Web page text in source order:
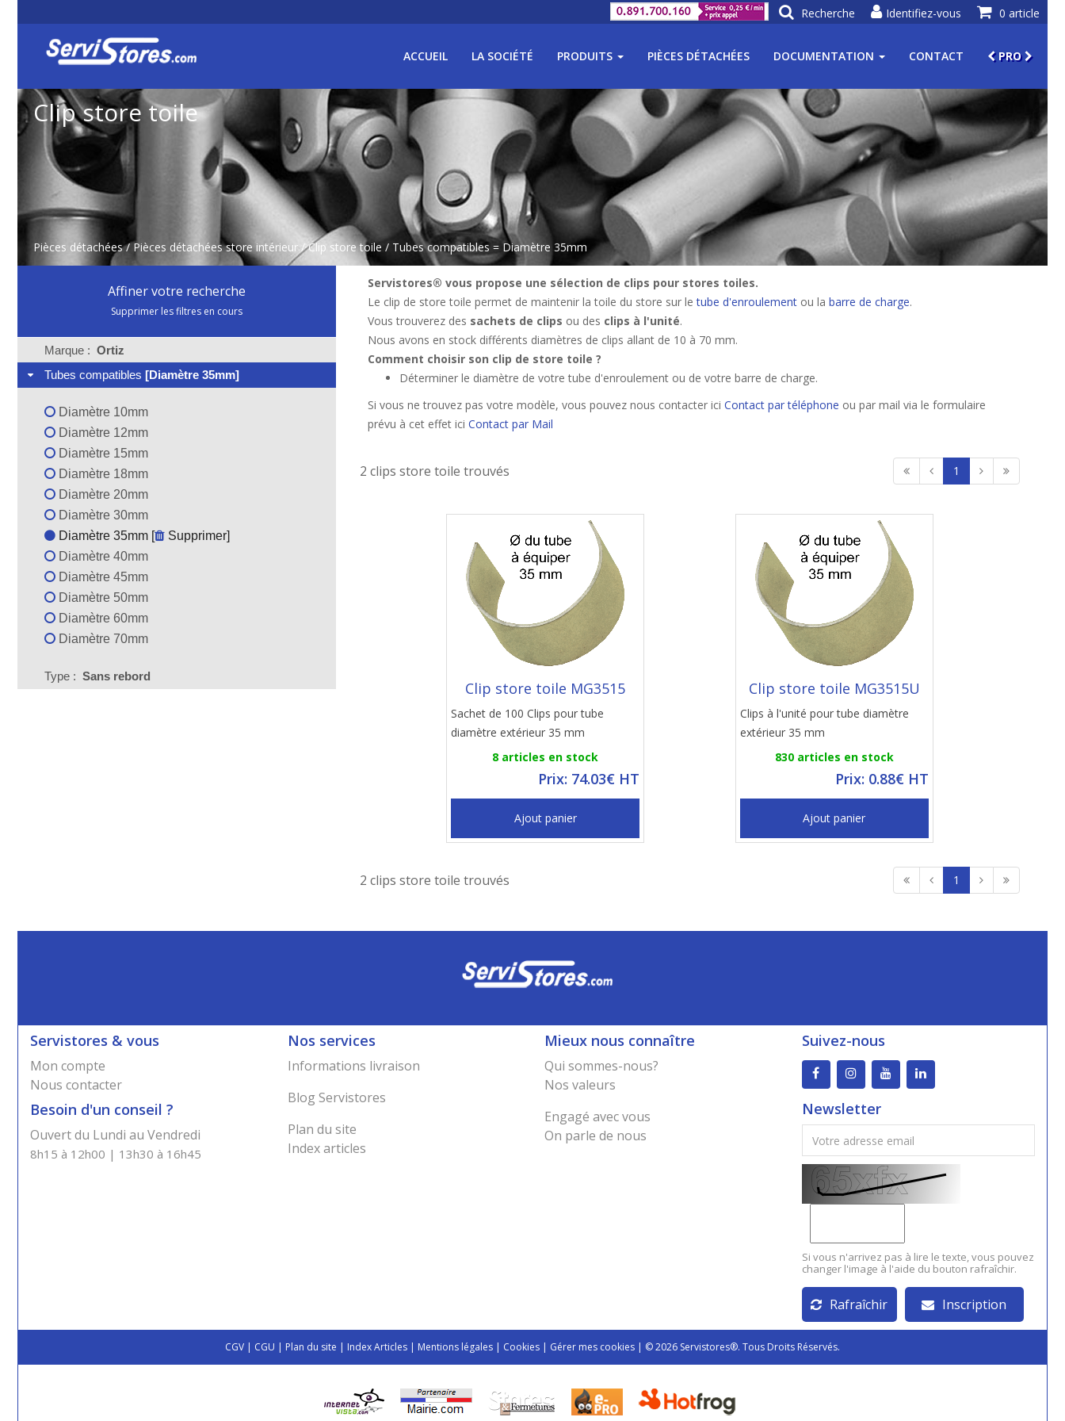
0 article
Identifiez-vous
Recherche
ACCUEIL LA SOCIÉTÉ PRODUITS PIÈCES DÉTACHÉES DOCUMENTATION CONTACT PRO
Clip store toile
Pièces détachées /Pièces détachées store intérieur /Clip store toile / Tubes compatibles = Diamètre 35mm
Affiner votre recherche
Supprimer les filtres en cours
Marque : Ortiz
Tubes compatibles [Diamètre 35mm]
Diamètre 10mm
Diamètre 12mm
Diamètre 15mm
Diamètre 18mm
Diamètre 20mm
Diamètre 30mm
Diamètre 35mm [
Supprimer]
Diamètre 40mm
Diamètre 45mm
Diamètre 50mm
Diamètre 60mm
Diamètre 70mm
Type : Sans rebord
Servistores® vous propose une sélection de clips pour stores toiles.
Le clip de store toile permet de maintenir la toile du store sur letube d'enroulementou la barre de charge.
Vous trouverez des sachets de clips ou des clips à l'unité.
Nous avons en stock différents diamètres de clips allant de 10 à 70 mm.
Comment choisir son clip de store toile ?
Déterminer le diamètre de votre tube d'enroulement ou de votre barre de charge.
Si vous ne trouvez pas votre modèle, vous pouvez nous contacter ici Contact par téléphone ou par mail via le formulaire
prévu à cet effet ici Contact par Mail
2 clips store toile trouvés 1
Clip store toile MG3515
Sachet de 100 Clips pour tube
diamètre extérieur 35 mm
8 articles en stock
Prix: 74.03€ HT
Ajout panier
Clip store toile MG3515U
Clips à l'unité pour tube diamètre
extérieur 35 mm
830 articles en stock
Prix: 0.88€ HT
Ajout panier
2 clips store toile trouvés 1
Servistores & vous
Mon compte
Nous contacter
Besoin d'un conseil ?
Ouvert du Lundi au Vendredi
8h15 à 12h00 | 13h30 à 16h45
Nos services
Informations livraison
Blog Servistores
Plan du site
Index articles
Mieux nous connaître
Qui sommes-nous?
Nos valeurs
Engagé avec vous
On parle de nous
Suivez-nous
Newsletter
Si vous n'arrivez pas à lire le texte, vous pouvez
changer l'image à l'aide du bouton rafraîchir.
Rafraîchir Inscription
CGV | CGU | Plan du site | Index Articles | Mentions légales | Cookies | Gérer mes cookies | © 2026 Servistores®. Tous Droits Réservés.